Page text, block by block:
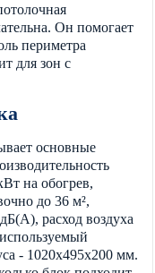
Он помогает
периметра
для зон с
основные
на обогрев,
до 36 м²,
расход воздуха
- 1020x495x200 мм.